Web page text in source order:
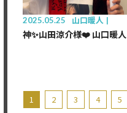
2025.05.25 山口暖人
神✨山田涼介様❤️ 山口暖人
1 2 3 4 5